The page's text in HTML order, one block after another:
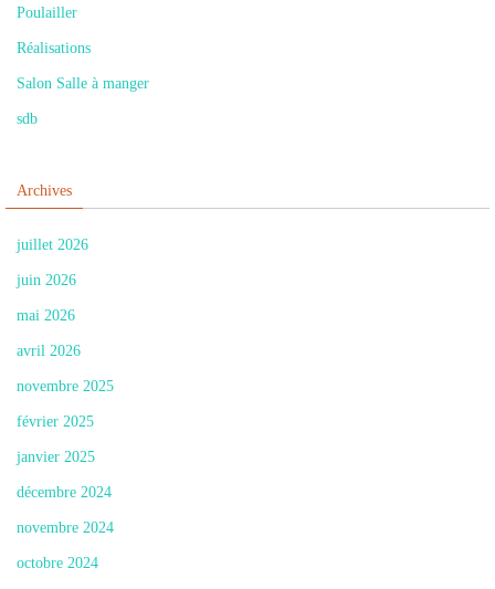
Poulailler
Réalisations
Salon Salle à manger
sdb
Archives
juillet 2026
juin 2026
mai 2026
avril 2026
novembre 2025
février 2025
janvier 2025
décembre 2024
novembre 2024
octobre 2024